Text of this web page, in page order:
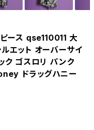
ース qse110011 大
エット オーバーサイ
ク ゴスロリ パンク
ドラッグハニー